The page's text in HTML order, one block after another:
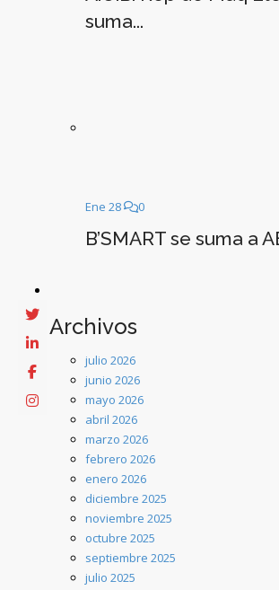
suma...
Ene 28 0
B’SMART se suma a
Archivos
julio 2026
junio 2026
mayo 2026
abril 2026
marzo 2026
febrero 2026
enero 2026
diciembre 2025
noviembre 2025
octubre 2025
septiembre 2025
julio 2025